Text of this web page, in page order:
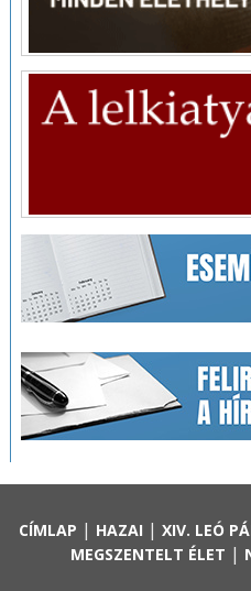
CÍMLAP | HAZAI | XIV. LEÓ
MEGSZENTELT ÉLET |